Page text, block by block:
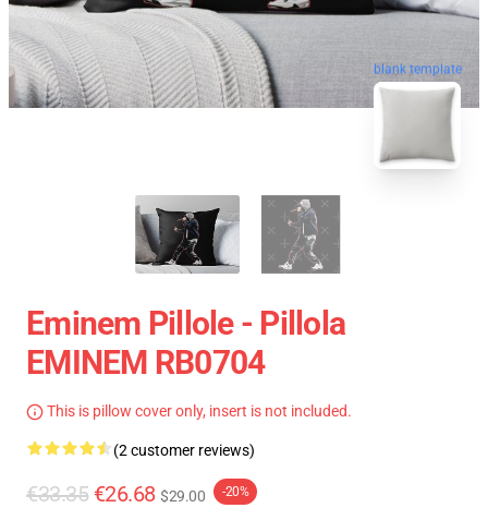
blank template
Eminem Pillole - Pillola
EMINEM RB0704
This is pillow cover only, insert is not included.
(2 customer reviews)
€33.35 €26.68 $29.00 -20%